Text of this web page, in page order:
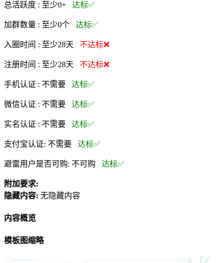
总活跃度 : 至少0+ 达标✅
加群数量 : 至少0个 达标✅
入圈时间 : 至少28天 不达标❌
注册时间 : 至少28天 不达标❌
手机认证 : 不需要 达标✅
微信认证 : 不需要 达标✅
实名认证 : 不需要 达标✅
支付宝认证: 不需要 达标✅
避雷用户是否可购: 不可购 达标✅
附加要求:
隐藏内容: 无隐藏内容
内容概览
模板图缩略